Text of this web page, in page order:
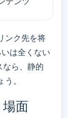
ンク先を将
は全くない
ら、静的
。
面